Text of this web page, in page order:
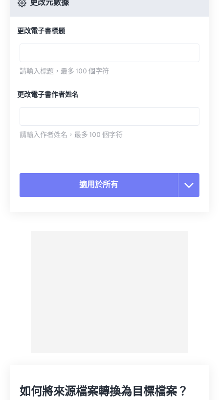
更改元數據
更改電子書標題
請輸入標題，最多 100 個字符
更改電子書作者姓名
請輸入作者姓名，最多 100 個字符
適用於所有
如何將來源檔案轉換為目標檔案？